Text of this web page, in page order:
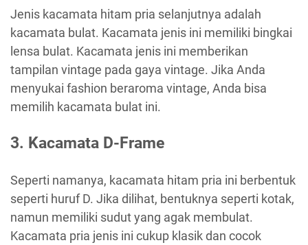
Jenis kacamata hitam pria selanjutnya adalah
kacamata bulat. Kacamata jenis ini memiliki bingkai
lensa bulat. Kacamata jenis ini memberikan
tampilan vintage pada gaya vintage. Jika Anda
menyukai fashion beraroma vintage, Anda bisa
memilih kacamata bulat ini.
3. Kacamata D-Frame
Seperti namanya, kacamata hitam pria ini berbentuk
seperti huruf D. Jika dilihat, bentuknya seperti kotak,
namun memiliki sudut yang agak membulat.
Kacamata pria jenis ini cukup klasik dan cocok